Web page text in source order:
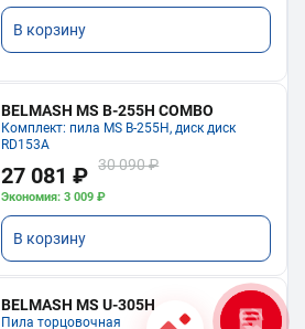
В корзину
BELMASH MS B-255H COMBO
Комплект: пила MS B-255H, диск диск
RD153A
27 081 ₽ 30 090 ₽
Экономия: 3 009 ₽
В корзину
BELMASH MS U-305H
Пила торцовочная